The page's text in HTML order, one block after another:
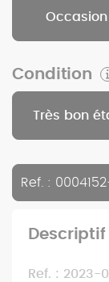
Occasion
Condition
Très bon
Ref. :
Descriptif
Ref. : 2023-